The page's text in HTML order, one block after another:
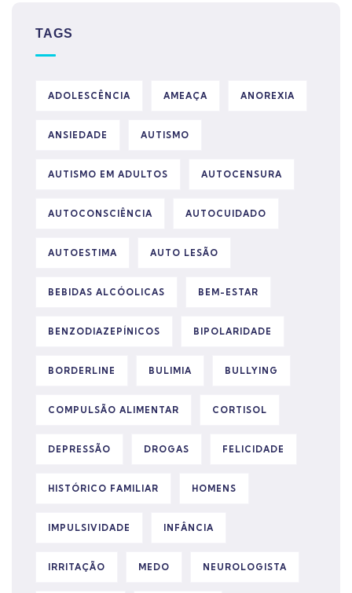
TAGS
ADOLESCÊNCIA AMEAÇA ANOREXIA
ANSIEDADE AUTISMO
AUTISMO EM ADULTOS AUTOCENSURA
AUTOCONSCIÊNCIA AUTOCUIDADO
AUTOESTIMA AUTO LESÃO
BEBIDAS ALCÓOLICAS BEM-ESTAR
BENZODIAZEPÍNICOS BIPOLARIDADE
BORDERLINE BULIMIA BULLYING
COMPULSÃO ALIMENTAR CORTISOL
DEPRESSÃO DROGAS FELICIDADE
HISTÓRICO FAMILIAR HOMENS
IMPULSIVIDADE INFÂNCIA
IRRITAÇÃO MEDO NEUROLOGISTA